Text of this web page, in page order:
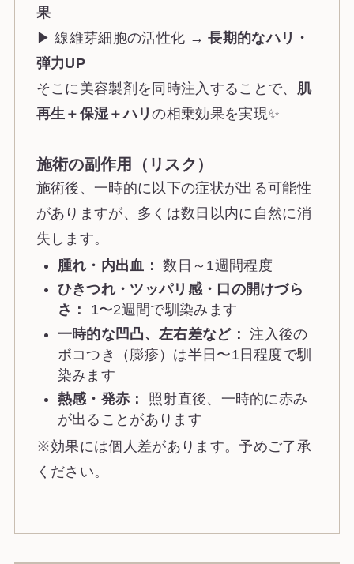
果
▶ 線維芽細胞の活性化 →長期的なハリ・
弾力UP
そこに美容製剤を同時注入することで、
肌
再生＋保湿＋ハリの相乗効果を実現✨
施術の副作用（リスク）
施術後、一時的に以下の症状が出る可能性
がありますが、多くは数日以内に自然に消
失します。
腫れ・内出血： 数日～1週間程度
ひきつれ・ツッパリ感・口の開けづら
さ：
1〜2週間で馴染みます
一時的な凹凸、左右差など： 注入後の
ボコつき（膨疹）は半日〜1日程度で馴
染みます
熱感・発赤：
照射直後、一時的に赤み
が出ることがあります
※効果には個人差があります。予めご了承
ください。